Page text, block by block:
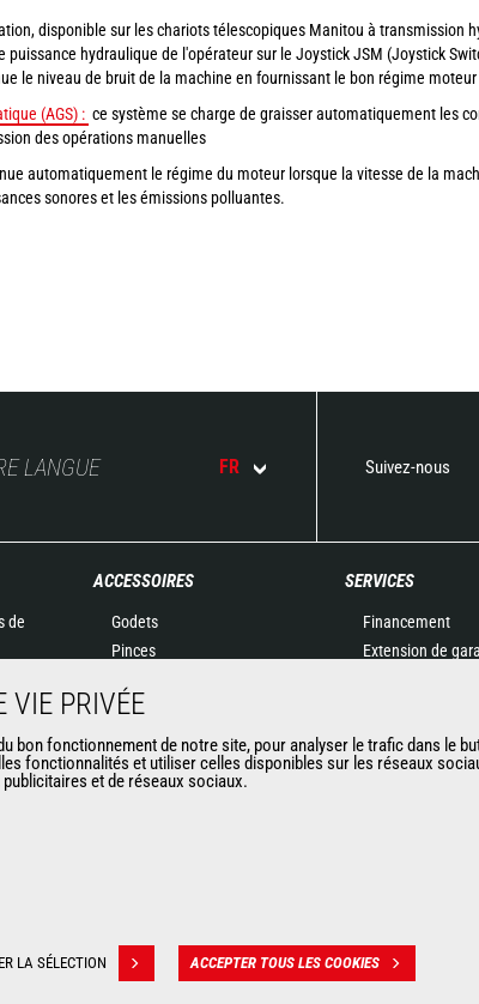
disponible sur les chariots télescopiques Manitou à transmission
puissance hydraulique de l'opérateur sur le Joystick JSM (Joystick
le niveau de bruit de la machine en fournissant le bon régime
(AGS) : ce système se charge de graisser automatiquement les
des opérations manuelles
automatiquement le régime du moteur lorsque la vitesse de la
sonores et les émissions polluantes.
LANGUE FR Suivez-nous
de
ACCESSOIRES
Godets
Pinces
Fourches et Grappins
Potences
Nacelles
SERVICES
Financement
Extension de
Solutions
Outil de
VIE PRIVÉE
bon fonctionnement de notre site, pour analyser le trafic dans le
fonctionnalités et utiliser celles disponibles sur les réseaux
et de réseaux sociaux.
LA SÉLECTION ACCEPTER TOUS LES COOKIES